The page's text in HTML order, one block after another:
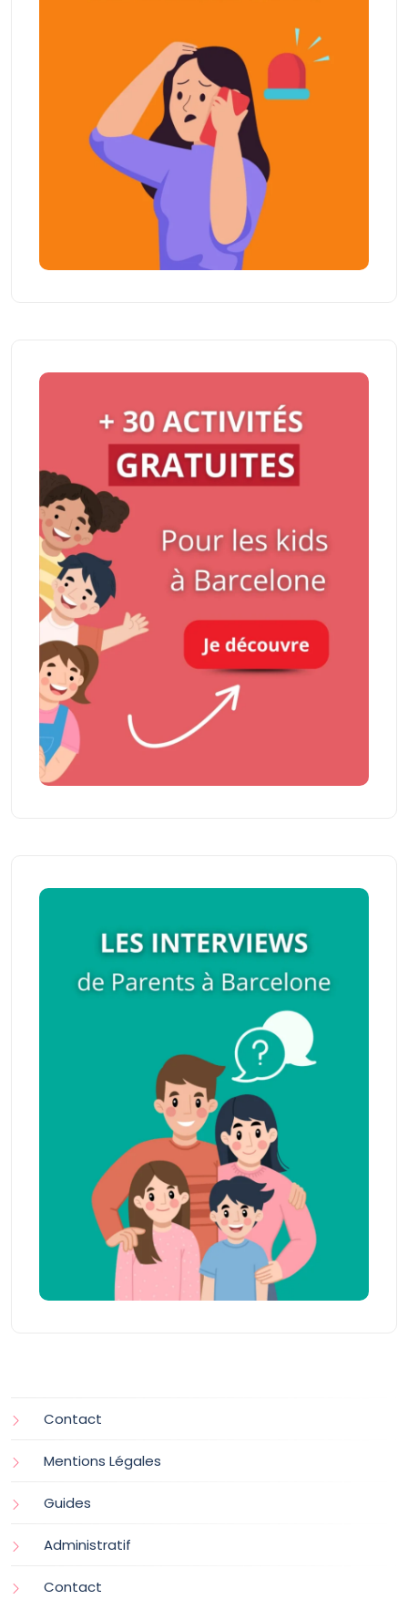
Contact
Mentions Légales
Guides
Administratif
Contact